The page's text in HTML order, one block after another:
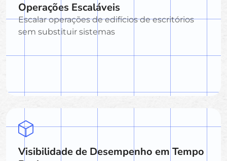
Operações Escaláveis
Escalar operações de edifícios de escritórios
sem substituir sistemas
Visibilidade de Desempenho em Tempo